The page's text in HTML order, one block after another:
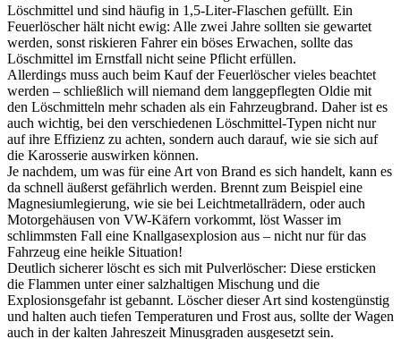
Löschmittel und sind häufig in 1,5-Liter-Flaschen gefüllt. Ein
Feuerlöscher hält nicht ewig: Alle zwei Jahre sollten sie gewartet
werden, sonst riskieren Fahrer ein böses Erwachen, sollte das
Löschmittel im Ernstfall nicht seine Pflicht erfüllen.
Allerdings muss auch beim Kauf der Feuerlöscher vieles beachtet
werden – schließlich will niemand dem langgepflegten Oldie mit
den Löschmitteln mehr schaden als ein Fahrzeugbrand. Daher ist es
auch wichtig, bei den verschiedenen Löschmittel-Typen nicht nur
auf ihre Effizienz zu achten, sondern auch darauf, wie sie sich auf
die Karosserie auswirken können.
Je nachdem, um was für eine Art von Brand es sich handelt, kann es
da schnell äußerst gefährlich werden. Brennt zum Beispiel eine
Magnesiumlegierung, wie sie bei Leichtmetallrädern, oder auch
Motorgehäusen von VW-Käfern vorkommt, löst Wasser im
schlimmsten Fall eine Knallgasexplosion aus – nicht nur für das
Fahrzeug eine heikle Situation!
Deutlich sicherer löscht es sich mit Pulverlöscher: Diese ersticken
die Flammen unter einer salzhaltigen Mischung und die
Explosionsgefahr ist gebannt. Löscher dieser Art sind kostengünstig
und halten auch tiefen Temperaturen und Frost aus, sollte der Wagen
auch in der kalten Jahreszeit Minusgraden ausgesetzt sein.